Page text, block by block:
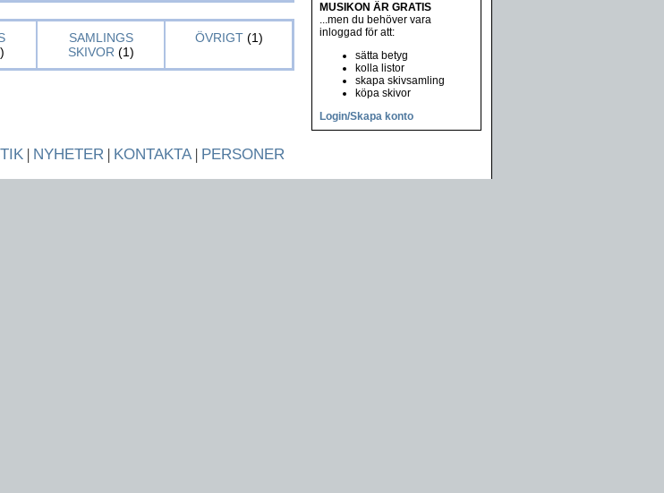
SAMLINGS
SKIVOR (1)
ÖVRIGT(1)
MUSIKON ÄR GRATIS
...men du behöver vara
inloggad för att:
sätta betyg
kolla listor
skapa skivsamling
köpa skivor
Login/Skapa konto
| NYHETER| KONTAKTA| PERSONER